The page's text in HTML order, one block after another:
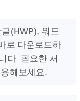
(HWP), 워드
로 다운로드하
다. 필요한 서
해보세요.